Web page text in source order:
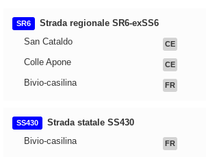
SR6
Strada regionale SR6-exSS6
San Cataldo
CE
Colle Apone CE
Bivio-casilina FR
SS430
Strada statale SS430
Bivio-casilina
FR